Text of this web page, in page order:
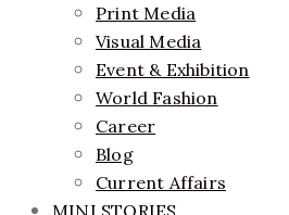
Print Media
Visual Media
Event & Exhibition
World Fashion
Career
Blog
Current Affairs
MINI STORIES